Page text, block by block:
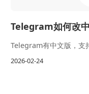
Telegram如何改
Telegram有中文版，支
2026-02-24